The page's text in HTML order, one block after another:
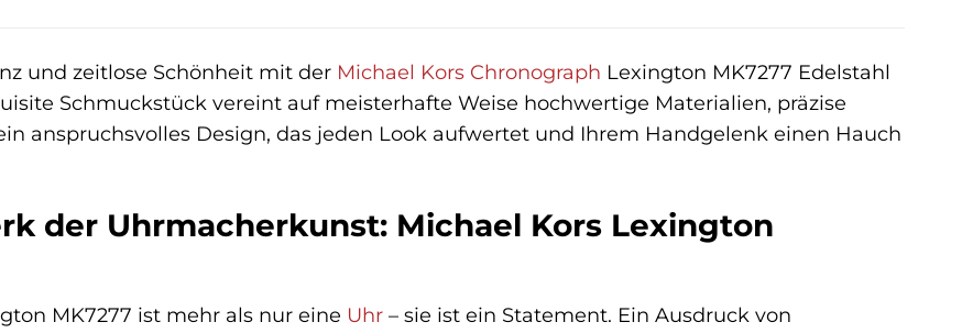
und zeitlose Schönheit mit der Michael Kors Chronograph Lexington MK7277 Edelstahl
Schmuckstück vereint auf meisterhafte Weise hochwertige Materialien, präzise
anspruchsvolles Design, das jeden Look aufwertet und Ihrem Handgelenk einen Hauch
der Uhrmacherkunst: Michael Kors Lexington
MK7277 ist mehr als nur eine Uhr– sie ist ein Statement. Ein Ausdruck von